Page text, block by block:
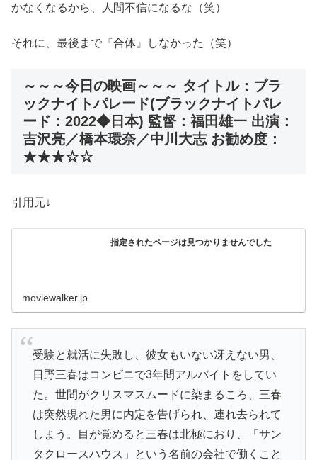
かなくなるから、人間不信になるな（笑）
それに、最後まで『合体』しなかった（笑）
～～～今日の映画～～～ タイトル：ブラ
ックナイトパレード(ブラックナイトパレ
ード：2022◆日本) 監督：福田雄一 出演：
吉沢亮／橋本環奈／中川大志 お勧め度：
★★★☆☆
引用元↓
指定されたページは見つかりませんでした
moviewalker.jp
受験と就活に失敗し、彼女もいない冴えない男、
日野三春はコンビニで3年間アルバイトをしてい
た。世間がクリスマスムードに染まるころ、三春
は突然現れた男に内定を告げられ、連れ去られて
しまう。目が覚めると三春は北極におり、「サン
タクロースハウス」という名前の会社で働くこと